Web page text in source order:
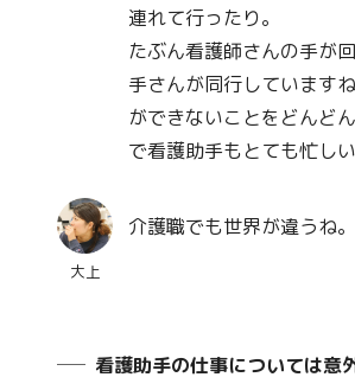
連れて行ったり。
たぶん看護師さんの手が
手さんが同行しています
ができないことをどんど
で看護助手もとても忙し
大上
介護職でも世界が違うね。
看護助手の仕事については意